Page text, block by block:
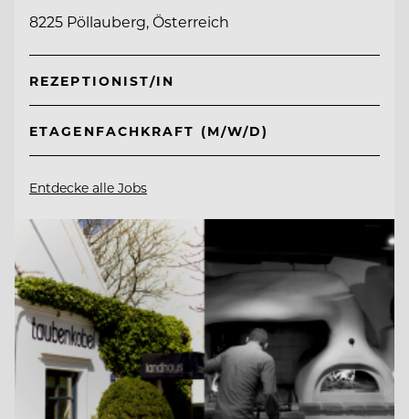
8225 Pöllauberg, Österreich
REZEPTIONIST/IN
ETAGENFACHKRAFT (M/W/D)
Entdecke alle Jobs